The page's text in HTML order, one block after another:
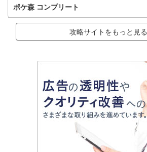
ポケ森 コンプリート
攻略サイトをもっと見る